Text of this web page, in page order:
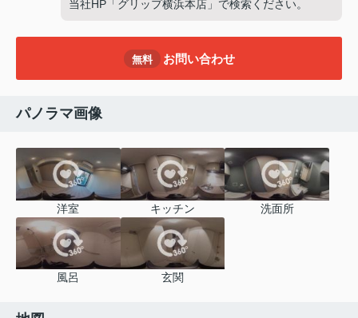
当社HP「グリップ横浜本店」で検索ください。
無料 お問い合わせ
パノラマ画像
洋室 キッチン 洗面所
風呂 玄関